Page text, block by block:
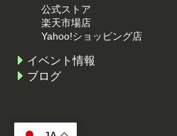
公式ストア
楽天市場店
Yahoo!ショッピング店
イベント情報
ブログ